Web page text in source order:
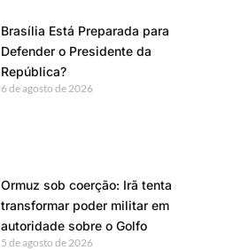
Brasília Está Preparada para
Defender o Presidente da
República?
6 de agosto de 2026
Ormuz sob coerção: Irã tenta
transformar poder militar em
autoridade sobre o Golfo
5 de agosto de 2026